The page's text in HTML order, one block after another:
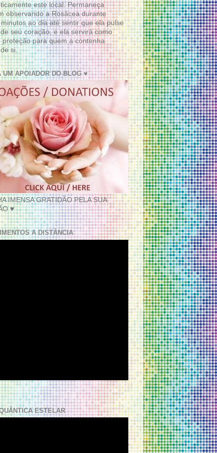
este local. Permaneça
observando a Rosácea durante
ao dia até sentir que ela pulse
seu coração, e ela servirá como
proteção para quem a contenha
si.
UM APOIADOR DO BLOG ♥
IMENSA GRATIDÃO PELA SUA
♥
A DISTÂNCIA
ESTELAR